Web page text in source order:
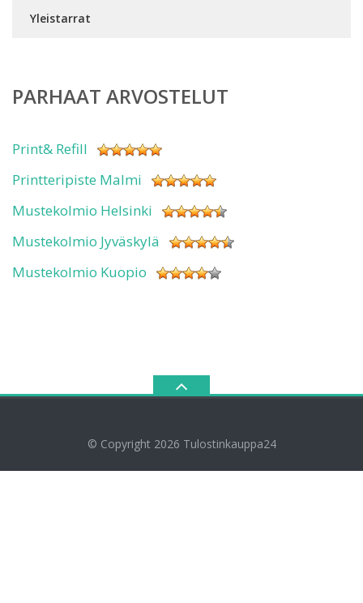
Yleistarrat
PARHAAT ARVOSTELUT
Print& Refill
Printteripiste Malmi
Mustekolmio Helsinki
Mustekolmio Jyväskylä
Mustekolmio Kuopio
© Copyright 2026 Tulostinkauppa24